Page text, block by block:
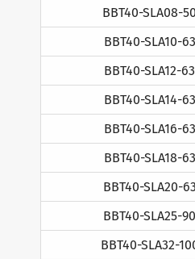
BBT40-SLA08-50
BBT40-SLA10-63
BBT40-SLA12-63
BBT40-SLA14-63
BBT40-SLA16-63
BBT40-SLA18-63
BBT40-SLA20-63
BBT40-SLA25-90
BBT40-SLA32-